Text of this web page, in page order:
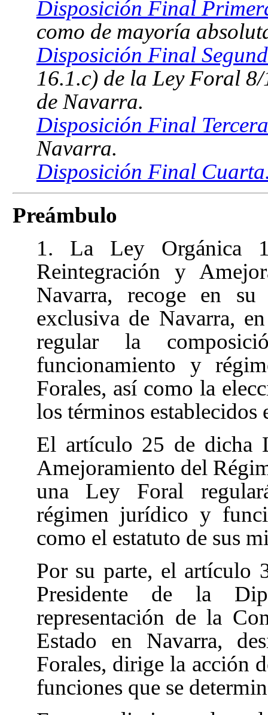
Disposición Final
como de mayoría
Disposición Final
16.1.c) de la Ley Foral
de Navarra.
Disposición Final
Navarra.
Disposición Final
Preámbulo
1. La Ley Orgánica
Reintegración y
Navarra, recoge en
exclusiva de Navarra,
regular la
funcionamiento y
Forales, así como la
los términos
El artículo 25 de dicha
Amejoramiento del
una Ley Foral
régimen jurídico y
como el estatuto de sus
Por su parte, el artículo
Presidente de la
representación de la
Estado en Navarra,
Forales, dirige la acción
funciones que se